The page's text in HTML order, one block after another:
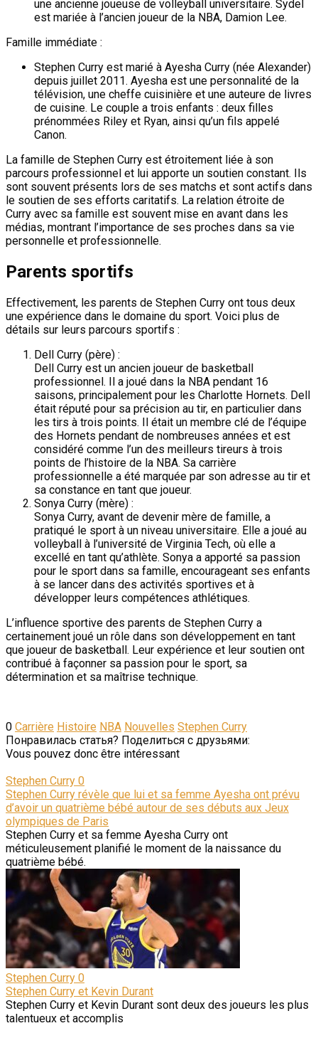
une ancienne joueuse de volleyball universitaire. Sydel
est mariée à l’ancien joueur de la NBA, Damion Lee.
Famille immédiate :
Stephen Curry est marié à Ayesha Curry (née Alexander)
depuis juillet 2011. Ayesha est une personnalité de la
télévision, une cheffe cuisinière et une auteure de livres
de cuisine. Le couple a trois enfants : deux filles
prénommées Riley et Ryan, ainsi qu’un fils appelé
Canon.
La famille de Stephen Curry est étroitement liée à son
parcours professionnel et lui apporte un soutien constant. Ils
sont souvent présents lors de ses matchs et sont actifs dans
le soutien de ses efforts caritatifs. La relation étroite de
Curry avec sa famille est souvent mise en avant dans les
médias, montrant l’importance de ses proches dans sa vie
personnelle et professionnelle.
Parents sportifs
Effectivement, les parents de Stephen Curry ont tous deux
une expérience dans le domaine du sport. Voici plus de
détails sur leurs parcours sportifs :
Dell Curry (père) :
Dell Curry est un ancien joueur de basketball
professionnel. Il a joué dans la NBA pendant 16
saisons, principalement pour les Charlotte Hornets. Dell
était réputé pour sa précision au tir, en particulier dans
les tirs à trois points. Il était un membre clé de l’équipe
des Hornets pendant de nombreuses années et est
considéré comme l’un des meilleurs tireurs à trois
points de l’histoire de la NBA. Sa carrière
professionnelle a été marquée par son adresse au tir et
sa constance en tant que joueur.
Sonya Curry (mère) :
Sonya Curry, avant de devenir mère de famille, a
pratiqué le sport à un niveau universitaire. Elle a joué au
volleyball à l’université de Virginia Tech, où elle a
excellé en tant qu’athlète. Sonya a apporté sa passion
pour le sport dans sa famille, encourageant ses enfants
à se lancer dans des activités sportives et à
développer leurs compétences athlétiques.
L’influence sportive des parents de Stephen Curry a
certainement joué un rôle dans son développement en tant
que joueur de basketball. Leur expérience et leur soutien ont
contribué à façonner sa passion pour le sport, sa
détermination et sa maîtrise technique.
0 Carrière Histoire NBA Nouvelles Stephen Curry
Понравилась статья? Поделиться с друзьями:
Vous pouvez donc être intéressant
Stephen Curry 0
Stephen Curry révèle que lui et sa femme Ayesha ont prévu
d’avoir un quatrième bébé autour de ses débuts aux Jeux
olympiques de Paris
Stephen Curry et sa femme Ayesha Curry ont
méticuleusement planifié le moment de la naissance du
quatrième bébé.
Stephen Curry 0
Stephen Curry et Kevin Durant
Stephen Curry et Kevin Durant sont deux des joueurs les plus
talentueux et accomplis